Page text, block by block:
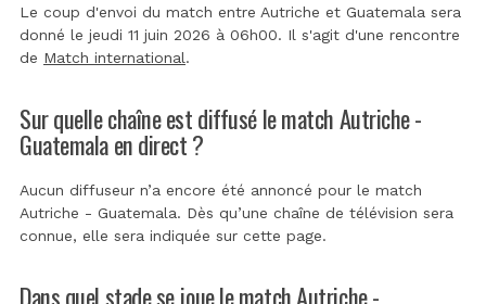
Le coup d'envoi du match entre Autriche et Guatemala sera
donné le jeudi 11 juin 2026 à 06h00. Il s'agit d'une rencontre
de Match international.
Sur quelle chaîne est diffusé le match Autriche -
Guatemala en direct ?
Aucun diffuseur n’a encore été annoncé pour le match
Autriche - Guatemala. Dès qu’une chaîne de télévision sera
connue, elle sera indiquée sur cette page.
Dans quel stade se joue le match Autriche -